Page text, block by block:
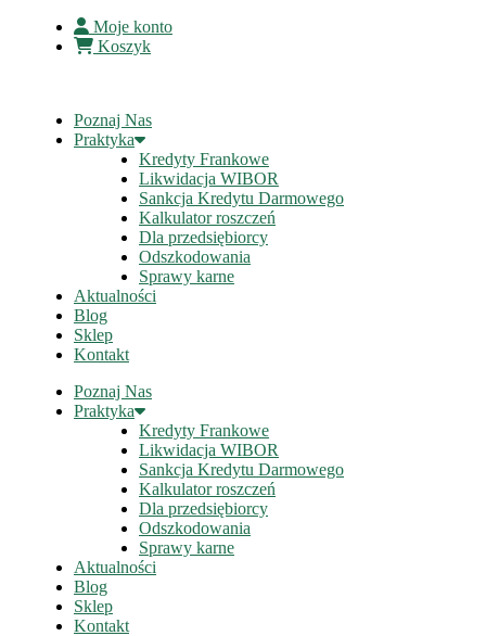
Moje konto
Koszyk
Poznaj Nas
Praktyka
Kredyty Frankowe
Likwidacja WIBOR
Sankcja Kredytu Darmowego
Kalkulator roszczeń
Dla przedsiębiorcy
Odszkodowania
Sprawy karne
Aktualności
Blog
Sklep
Kontakt
Poznaj Nas
Praktyka
Kredyty Frankowe
Likwidacja WIBOR
Sankcja Kredytu Darmowego
Kalkulator roszczeń
Dla przedsiębiorcy
Odszkodowania
Sprawy karne
Aktualności
Blog
Sklep
Kontakt